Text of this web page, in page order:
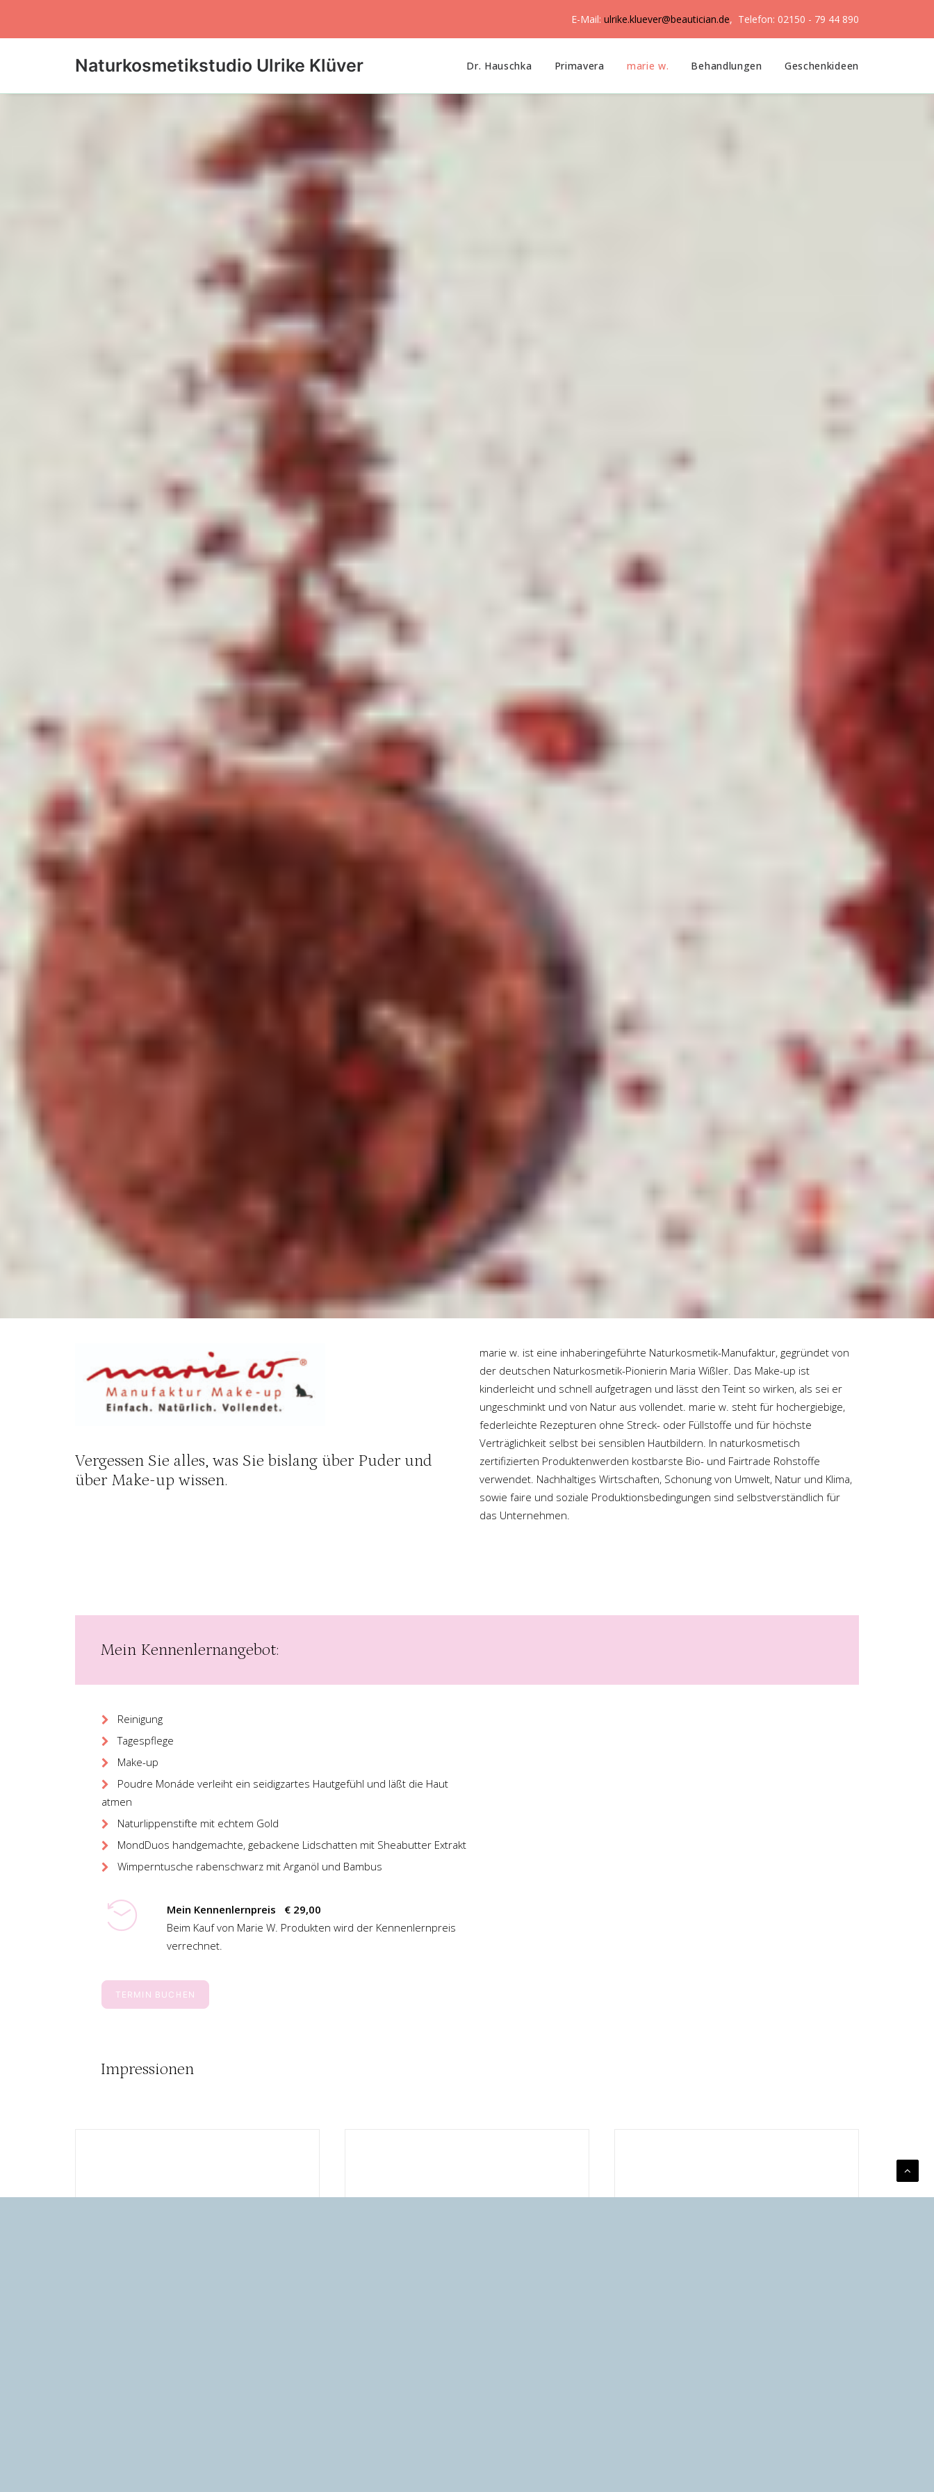
E-Mail: ulrike.kluever@beautician.de, Telefon: 02150 - 79 44 890
Naturkosmetikstudio Ulrike Klüver Dr. Hauschka Primavera marie w. Behandlungen Geschenkideen
Vergessen Sie alles, was Sie bislang über Puder und
über Make-up wissen.
marie w. ist eine inhaberingeführte Naturkosmetik-Manufaktur, gegründet von
der deutschen Naturkosmetik-Pionierin Maria Wißler. Das Make-up ist
kinderleicht und schnell aufgetragen und lässt den Teint so wirken, als sei er
ungeschminkt und von Natur aus vollendet. marie w. steht für hochergiebige,
federleichte Rezepturen ohne Streck- oder Füllstoffe und für höchste
Verträglichkeit selbst bei sensiblen Hautbildern. In naturkosmetisch
zertifizierten Produktenwerden kostbarste Bio- und Fairtrade Rohstoffe
verwendet. Nachhaltiges Wirtschaften, Schonung von Umwelt, Natur und Klima,
sowie faire und soziale Produktionsbedingungen sind selbstverständlich für
das Unternehmen.
Mein Kennenlernangebot:
Reinigung
Tagespflege
Make-up
Poudre Monáde verleiht ein seidigzartes Hautgefühl und läßt die Haut
atmen
Naturlippenstifte mit echtem Gold
MondDuos handgemachte, gebackene Lidschatten mit Sheabutter Extrakt
Wimperntusche rabenschwarz mit Arganöl und Bambus
Mein Kennenlernpreis € 29,00
Beim Kauf von Marie W. Produkten wird der Kennenlernpreis
verrechnet.
TERMIN BUCHEN
Impressionen